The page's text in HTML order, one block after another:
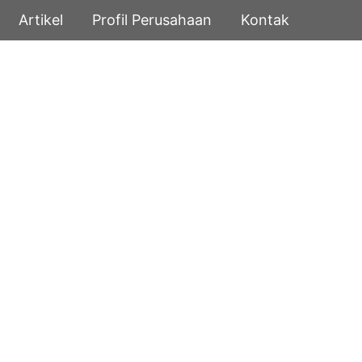
Artikel Profil Perusahaan Kontak